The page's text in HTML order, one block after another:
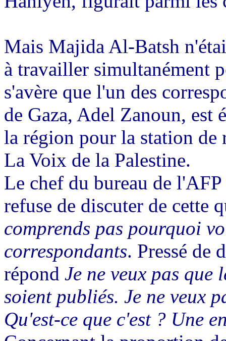
Mais Majida Al-Batsh
à travailler simultanément
s'avère que l'un des
de Gaza, Adel Zanoun, est
la région pour la station
La Voix de la Palestine.
Le chef du bureau de
refuse de discuter de cette
comprends pas pourquoi
correspondants. Pressé de
répond Je ne veux pas que
soient publiés. Je ne veux
Qu'est-ce que c'est ? Une